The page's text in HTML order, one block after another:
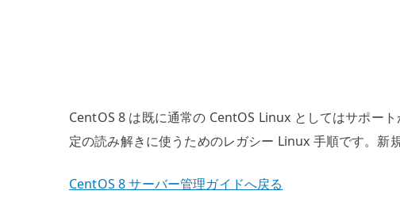
CentOS 8 は既に通常の CentOS Linux としてはサポー
定の読み解きに使うためのレガシー Linux 手順です。
CentOS 8 サーバー管理ガイドへ戻る